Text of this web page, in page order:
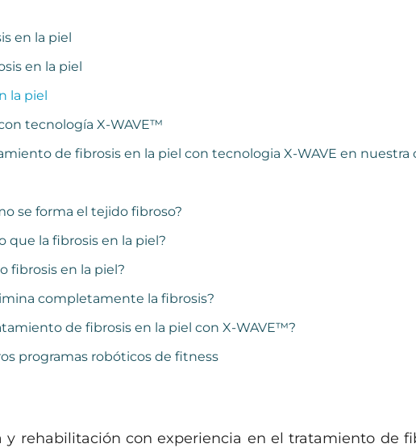
en la piel
en la piel
la piel
tecnología X-WAVE™
de fibrosis en la piel con tecnologia X-WAVE en nuestra
se forma el tejido fibroso?
que la fibrosis en la piel?
fibrosis en la piel?
completamente la fibrosis?
de fibrosis en la piel con X-WAVE™?
programas robóticos de fitness
rehabilitación con experiencia en el tratamiento de